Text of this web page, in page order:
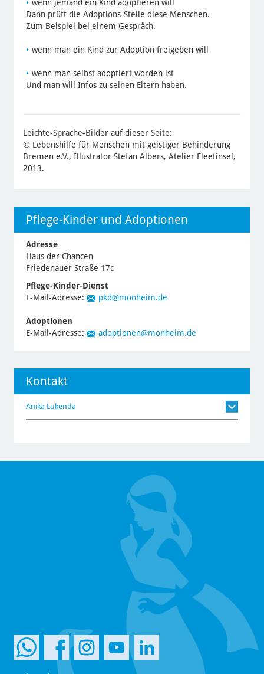
wenn jemand ein Kind adoptieren will
Dann prüft die Adoptions-Stelle diese Menschen.
Zum Beispiel bei einem Gespräch.
wenn man ein Kind zur Adoption freigeben will
wenn man selbst adoptiert worden ist
Und man will Infos zu seinen Eltern haben.
Leichte-Sprache-Bilder auf dieser Seite:
© Lebenshilfe für Menschen mit geistiger Behinderung
Bremen e.V., Illustrator Stefan Albers, Atelier Fleetinsel,
2013.
Pflege-Kinder und Adoptionen
Adresse
Haus der Chancen
Friedenauer Straße 17c
Pflege-Kinder-Dienst
E-Mail-Adresse:
pkd@monheim.de
Adoptionen
E-Mail-Adresse:
adoptionen@monheim.de
Kontakt
Anika Lukenda